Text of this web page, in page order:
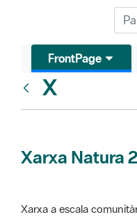
FrontPage
X
Xarxa Natura
Xarxa a escala